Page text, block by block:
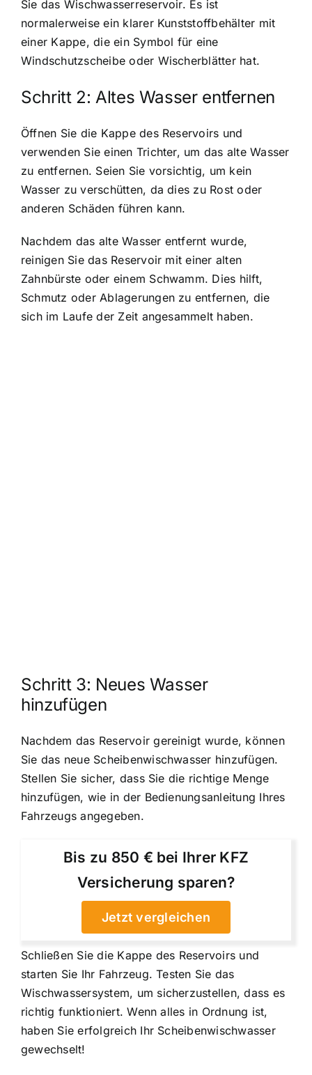
Sie das Wischwasserreservoir. Es ist
normalerweise ein klarer Kunststoffbehälter mit
einer Kappe, die ein Symbol für eine
Windschutzscheibe oder Wischerblätter hat.
Schritt 2: Altes Wasser entfernen
Öffnen Sie die Kappe des Reservoirs und
verwenden Sie einen Trichter, um das alte Wasser
zu entfernen. Seien Sie vorsichtig, um kein
Wasser zu verschütten, da dies zu Rost oder
anderen Schäden führen kann.
Nachdem das alte Wasser entfernt wurde,
reinigen Sie das Reservoir mit einer alten
Zahnbürste oder einem Schwamm. Dies hilft,
Schmutz oder Ablagerungen zu entfernen, die
sich im Laufe der Zeit angesammelt haben.
Schritt 3: Neues Wasser
hinzufügen
Nachdem das Reservoir gereinigt wurde, können
Sie das neue Scheibenwischwasser hinzufügen.
Stellen Sie sicher, dass Sie die richtige Menge
hinzufügen, wie in der Bedienungsanleitung Ihres
Fahrzeugs angegeben.
Bis zu 850 € bei Ihrer KFZ
Versicherung sparen?
Jetzt vergleichen
Schließen Sie die Kappe des Reservoirs und
starten Sie Ihr Fahrzeug. Testen Sie das
Wischwassersystem, um sicherzustellen, dass es
richtig funktioniert. Wenn alles in Ordnung ist,
haben Sie erfolgreich Ihr Scheibenwischwasser
gewechselt!